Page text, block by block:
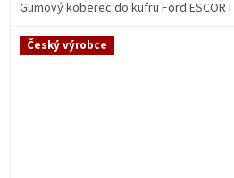
Gumový koberec do kufru Ford ESCORT
Český výrobce